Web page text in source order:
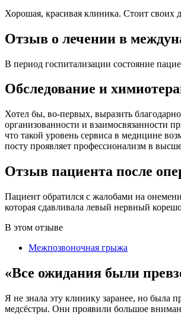
Хорошая, красивая клиника. Стоит
Отзыв о лечении в
В период госпитализации состояние
Обследование и
Хотел бы, во-первых, выразить
организованности и взаимосвязанности
что такой уровень сервиса в медицине
посту проявляет профессионализм в
Отзыв пациента после
Пациент обратился с жалобами на
которая сдавливала левый нервный
В этом отзыве
Межпозвоночная грыжа
«Все ожидания были
Я не знала эту клинику заранее, но была
медсёстры. Они проявили большое